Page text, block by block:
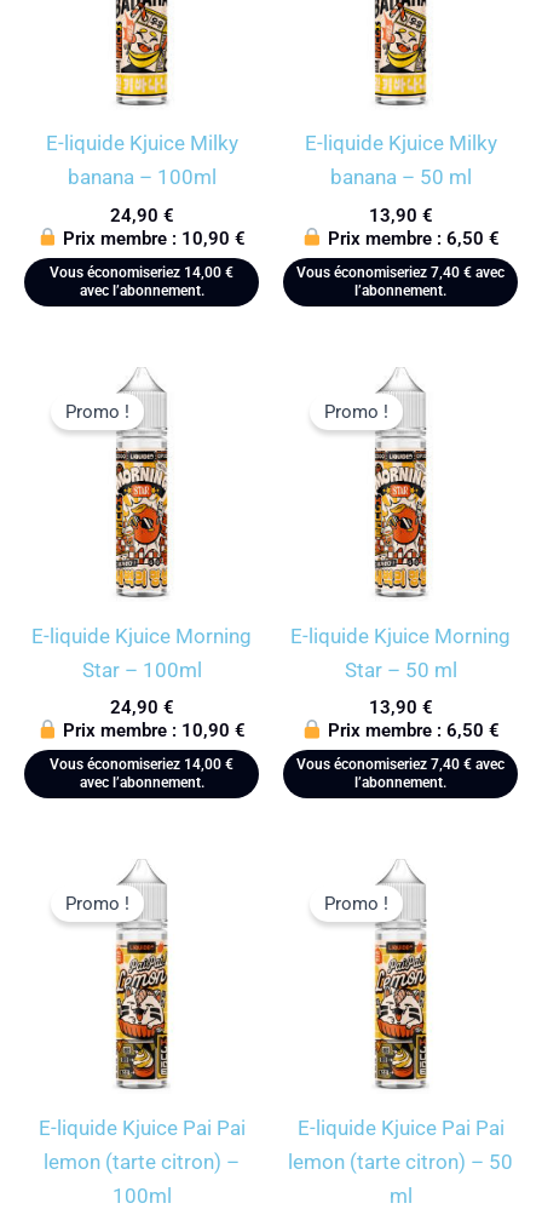
E-liquide Kjuice Milky
banana – 100ml
24,90 €
Prix membre : 10,90€
Vous économiseriez 14,00 €
avec l’abonnement.
E-liquide Kjuice Milky
banana – 50 ml
13,90 €
Prix membre : 6,50 €
Vous économiseriez 7,40 € avec
l’abonnement.
Promo !
E-liquide Kjuice Morning
Star – 100ml
24,90 €
Prix membre : 10,90€
Vous économiseriez 14,00 €
avec l’abonnement.
Promo !
E-liquide Kjuice Morning
Star – 50 ml
13,90 €
Prix membre : 6,50 €
Vous économiseriez 7,40 € avec
l’abonnement.
Promo !
E-liquide Kjuice Pai Pai
lemon (tarte citron) –
100ml
Promo !
E-liquide Kjuice Pai Pai
lemon (tarte citron) – 50
ml